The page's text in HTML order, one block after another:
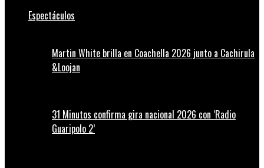
Espectáculos
Martin White brilla en Coachella 2026 junto a Cachirula
&Loojan
31 Minutos confirma gira nacional 2026 con ‘Radio
Guaripolo 2’